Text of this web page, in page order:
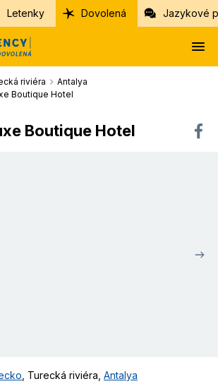
Letenky Dovolená Jazykové
riviéra
Antalya
Boutique Hotel
Boutique Hotel
Turecká riviéra Antalya